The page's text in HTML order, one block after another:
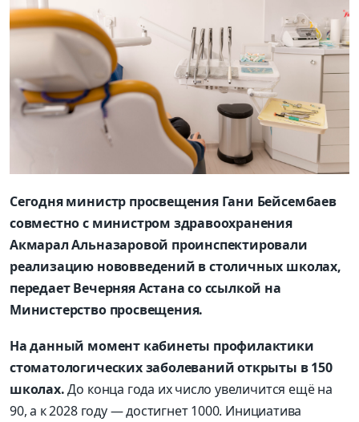
Сегодня министр просвещения Гани Бейсембаев
совместно с министром здравоохранения
Акмарал Альназаровой проинспектировали
реализацию нововведений в столичных школах,
передает Вечерняя Астана со ссылкой на
Министерство просвещения.
На данный момент кабинеты профилактики
стоматологических заболеваний открыты в 150
школах.До конца года их число увеличится ещё на
90, а к 2028 году — достигнет 1000. Инициатива